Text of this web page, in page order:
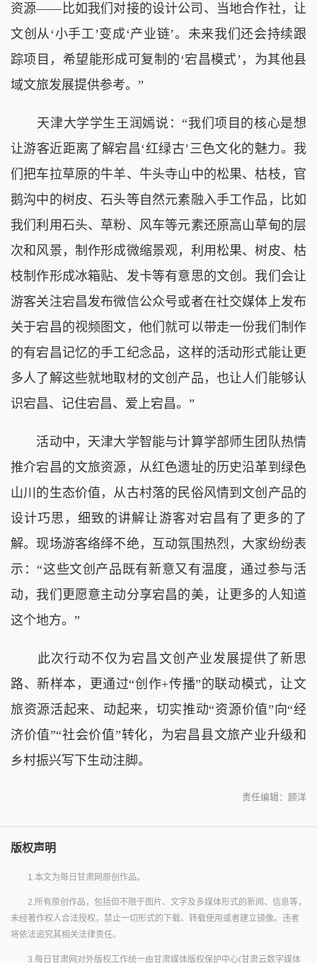
资源——比如我们对接的设计公司、当地合作社，让
文创从‘小手工’变成‘产业链’。未来我们还会持续跟
踪项目，希望能形成可复制的‘宕昌模式’，为其他县
域文旅发展提供参考。”
天津大学学生王润嫣说：“我们项目的核心是想
让游客近距离了解宕昌‘红绿古’三色文化的魅力。我
们把车拉草原的牛羊、牛头寺山中的松果、枯枝，官
鹅沟中的树皮、石头等自然元素融入手工作品，比如
我们利用石头、草粉、风车等元素还原高山草甸的层
次和风景，制作形成微缩景观，利用松果、树皮、枯
枝制作形成冰箱贴、发卡等有意思的文创。我们会让
游客关注宕昌发布微信公众号或者在社交媒体上发布
关于宕昌的视频图文，他们就可以带走一份我们制作
的有宕昌记忆的手工纪念品，这样的活动形式能让更
多人了解这些就地取材的文创产品，也让人们能够认
识宕昌、记住宕昌、爱上宕昌。”
活动中，天津大学智能与计算学部师生团队热情
推介宕昌的文旅资源，从红色遗址的历史沿革到绿色
山川的生态价值，从古村落的民俗风情到文创产品的
设计巧思，细致的讲解让游客对宕昌有了更多的了
解。现场游客络绎不绝，互动氛围热烈，大家纷纷表
示：“这些文创产品既有新意又有温度，通过参与活
动，我们更愿意主动分享宕昌的美，让更多的人知道
这个地方。”
此次行动不仅为宕昌文创产业发展提供了新思
路、新样本，更通过“创作+传播”的联动模式，让文
旅资源活起来、动起来，切实推动“资源价值”向“经
济价值”“社会价值”转化，为宕昌县文旅产业升级和
乡村振兴写下生动注脚。
责任编辑：顾洋
版权声明
1.本文为每日甘肃网原创作品。
2.所有原创作品，包括但不限于图片、文字及多媒体形式的新闻、信息等，
未经著作权人合法授权，禁止一切形式的下载、转载使用或者建立镜像。违者
将依法追究其相关法律责任。
3.每日甘肃网对外版权工作统一由甘肃媒体版权保护中心(甘肃云数字媒体